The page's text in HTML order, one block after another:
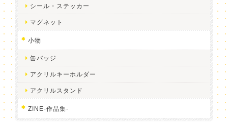
シール・ステッカー
マグネット
小物
缶バッジ
アクリルキーホルダー
アクリルスタンド
ZINE-作品集-